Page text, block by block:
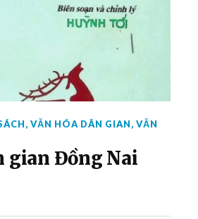
, VĂN HÓA DÂN GIAN, VĂN
gian Đồng Nai